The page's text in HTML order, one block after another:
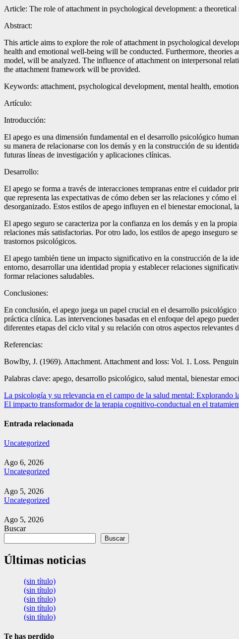
Article: The role of attachment in psychological development: a
Abstract:
This article aims to explore the role of attachment in psychological
health and emotional well-being will be conducted. Furthermore, theories
model, will be analyzed. The influence of attachment on interpersonal
the attachment framework will be provided.
Keywords: attachment, psychological development, mental health,
Artículo:
Introducción:
El apego es una dimensión fundamental en el desarrollo psicológico
su manera de relacionarse con los demás y en la construcción de su
futuras líneas de investigación y aplicaciones clínicas.
Desarrollo:
El apego se forma a través de interacciones tempranas entre el cuidador
que representa las expectativas de cómo deben ser las relaciones y
desorganizado. Estos estilos de apego influyen en el bienestar emocional,
El apego seguro se caracteriza por la confianza en los demás y en la
relaciones más satisfactorias. Por otro lado, los estilos de apego inseguro
trastornos psicológicos.
El apego también tiene un impacto significativo en la construcción de la
entorno, desarrollar una identidad propia y establecer relaciones
formar relaciones saludables.
Conclusiones:
En conclusión, el apego juega un papel crucial en el desarrollo
práctica clínica. Las intervenciones basadas en el enfoque del apego
diferentes etapas del ciclo vital y su relación con otros aspectos relevantes
Referencias:
Bowlby, J. (1969). Attachment. Attachment and loss: Vol. 1. Loss.
Palabras clave: apego, desarrollo psicológico, salud mental, bienestar
Navegación
de
entradas
La psicología y su relevancia en el campo de la salud mental: Explorando
El impacto transformador de la terapia cognitivo-conductual en el
Entrada relacionada
Uncategorized
Ago 6, 2026
Uncategorized
Ago 5, 2026
Uncategorized
Ago 5, 2026
Buscar
Buscar
Últimas noticias
(sin título)
(sin título)
(sin título)
(sin título)
(sin título)
Te has perdido